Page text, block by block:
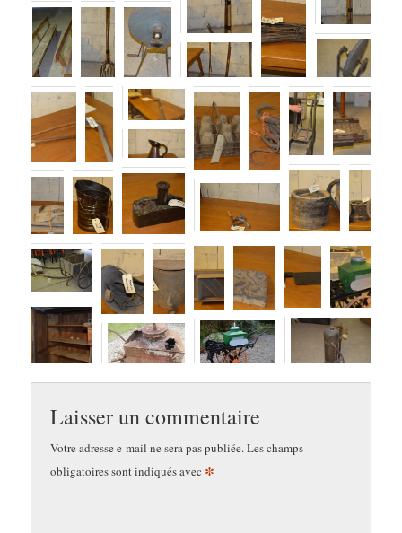
Laisser un commentaire
Votre adresse e-mail ne sera pas publiée. Les champs
obligatoires sont indiqués avec *